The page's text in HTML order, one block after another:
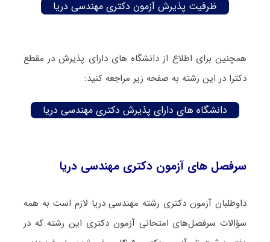
ظرفیت پذیرش آزمون دکتری مهندسی دریا
همچنین برای اطلاع از دانشگاه های دارای پذیرش در مقطع
دکترا در این رشته به صفحه زیر مراجعه کنید:
دانشگاه های دارای پذیرش دکتری مهندسی دریا
سرفصل های آزمون دکتری مهندسی دریا
داوطلبان آزمون دکتری رشته مهندسی دریا لازم است به همه
سؤالات سرفصل‌های امتحانی آزمون دکتری این رشته که در